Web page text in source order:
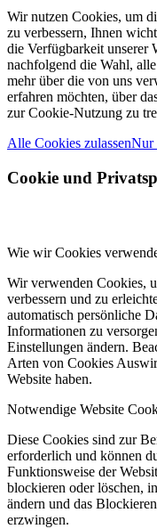
Wir nutzen Cookies, um
zu verbessern, Ihnen
die Verfügbarkeit unserer
nachfolgend die Wahl,
mehr über die von uns
erfahren möchten, über
zur Cookie-Nutzung zu
Alle Cookies zulassenNur
Cookie und
Wie wir Cookies
Wir verwenden Cookies,
verbessern und zu
automatisch persönliche
Informationen zu
Einstellungen ändern.
Arten von Cookies
Website haben.
Notwendige Website
Diese Cookies sind zur
erforderlich und können
Funktionsweise der
blockieren oder löschen,
ändern und das
erzwingen.